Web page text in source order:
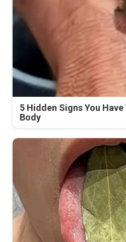
5 Hidden Signs You
Body